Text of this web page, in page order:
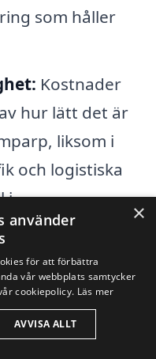
som håller
Kostnader
hur lätt det är
liksom i
och logistiska
i
prisuppgift
är det en bra
från olika
×
använder
för att förbättra
vår webbplats samtycker
cookiepolicy. Läs mer
AVVISA ALLT